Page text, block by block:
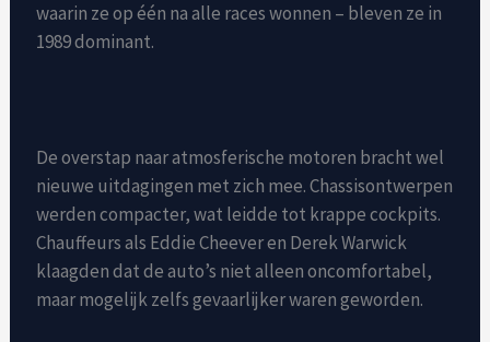
waarin ze op één na alle races wonnen – bleven ze in
1989 dominant.
De overstap naar atmosferische motoren bracht wel
nieuwe uitdagingen met zich mee. Chassisontwerpen
werden compacter, wat leidde tot krappe cockpits.
Chauffeurs als Eddie Cheever en Derek Warwick
klaagden dat de auto’s niet alleen oncomfortabel,
maar mogelijk zelfs gevaarlijker waren geworden.